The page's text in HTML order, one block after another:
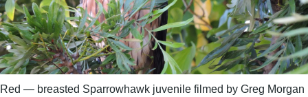
Red — breasted Sparrowhawk juvenile filmed by Greg Morgan